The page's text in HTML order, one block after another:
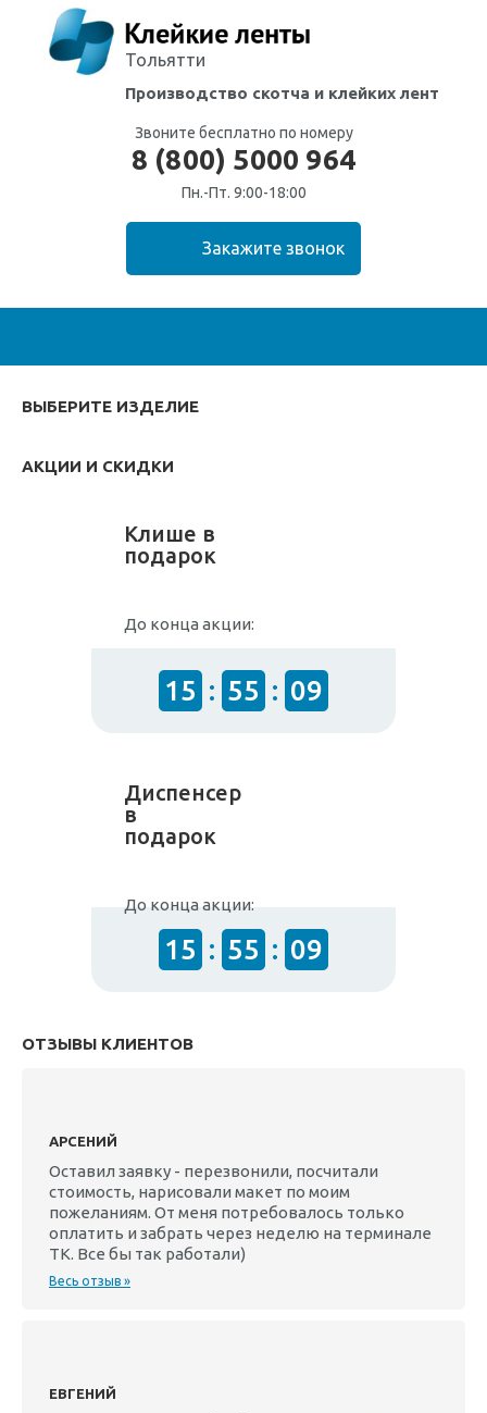
Тольятти
Производство скотча и клейких лент
Звоните бесплатно по номеру
8 (800) 5000 964
Пн.-Пт. 9:00-18:00
ВЫБЕРИТЕ ИЗДЕЛИЕ
АКЦИИ И СКИДКИ
Клише в
подарок
До конца акции:
15 : 55 : 08
Диспенсер
в
подарок
До конца акции:
15 : 55 : 08
ОТЗЫВЫ КЛИЕНТОВ
АРСЕНИЙ
Оставил заявку - перезвонили, посчитали
стоимость, нарисовали макет по моим
пожеланиям. От меня потребовалось только
оплатить и забрать через неделю на терминале
ТК. Все бы так работали)
Весь отзыв »
ЕВГЕНИЙ